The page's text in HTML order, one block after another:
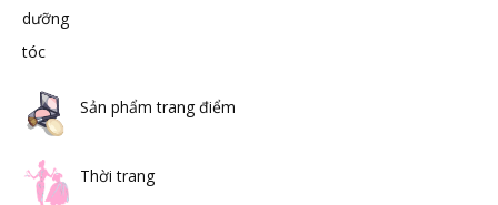
Sản phẩm trang điểm
Thời trang